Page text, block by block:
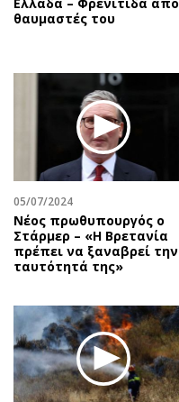
θαυμαστές του
05/07/2024
Νέος πρωθυπουργός ο
Στάρμερ – «Η Βρετανία
πρέπει να ξαναβρεί την
ταυτότητά της»